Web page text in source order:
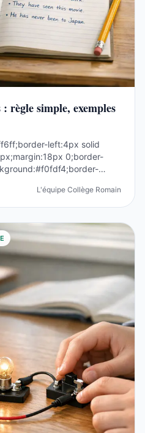
règle simple, exemples
left:4px solid
0;border-
L'équipe Collège Romain